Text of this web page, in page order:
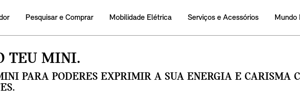
Pesquisar e Comprar Mobilidade Elétrica Serviços e Acessórios Mundo
TEU MINI.
PARA PODERES EXPRIMIR A SUA ENERGIA E CARISMA